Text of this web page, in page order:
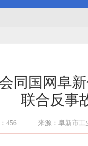
同国网阜
联合反事
456 来源：阜新市工